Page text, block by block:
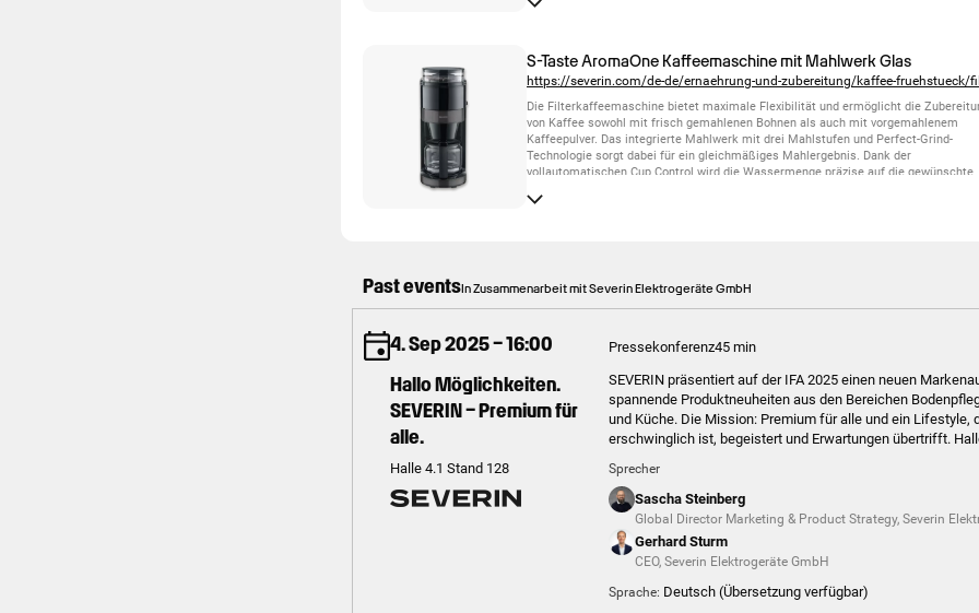
ausreichend Platz und macht das Gerät gleichzeitig zu einer kompakten Lösung für
S-Taste AromaOne Kaffeemaschine mit Mahlwerk Glas
Die Filterkaffeemaschine bietet maximale Flexibilität und ermöglicht die
von Kaffee sowohl mit frisch gemahlenen Bohnen als auch mit vorgemahlenem
Kaffeepulver. Das integrierte Mahlwerk mit drei Mahlstufen und Perfect-Grind-
Technologie sorgt dabei für ein gleichmäßiges Mahlergebnis. Dank der
vollautomatischen Cup Control wird die Wassermenge präzise auf die gewünschte
Aromastufen ermöglichen eine Anpassung des Geschmacks an persönliche
Minuten, ein 200-g-Bohnenbehälter, ein schwenkbarer Filterhalter, ein
Past eventsIn Zusammenarbeit mit Severin Elektrogeräte GmbH
4. Sep 2025 – 16:00
Hallo Möglichkeiten.
SEVERIN – Premium für
alle.
Halle 4.1 Stand 128
Pressekonferenz45 min
SEVERIN präsentiert auf der IFA 2025 einen neuen
spannende Produktneuheiten aus den Bereichen
und Küche. Die Mission: Premium für alle und ein Lifestyle,
erschwinglich ist, begeistert und Erwartungen übertrifft.
Sprecher
Sascha Steinberg
Global Director Marketing & Product Strategy, Severin
Gerhard Sturm
CEO, Severin Elektrogeräte GmbH
Sprache: Deutsch (Übersetzung verfügbar)